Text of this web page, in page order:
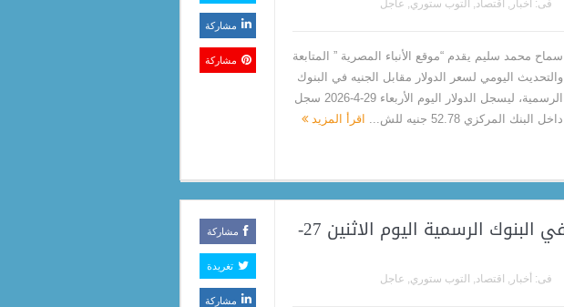
فى: أخبار اقتصاد التوب ستوري عاجل
سماح محمد سليم يقدم “موقع الأنباء المصرية ” المتابعة
والتحديث اليومي لسعر الدولار مقابل الجنيه في البنوك
الرسمية، ليسجل الدولار اليوم الأربعاء 29-4-2026 سجل
داخل البنك المركزي 52.78 جنيه للش...
اقرأ المزيد
مشاركة
مشاركة
سعر الدولار مقابل الجنيه في البنوك الرسمية اليوم الاثنين 27-
فى: أخبار اقتصاد التوب ستوري عاجل
مشاركة
تغريدة
مشاركة